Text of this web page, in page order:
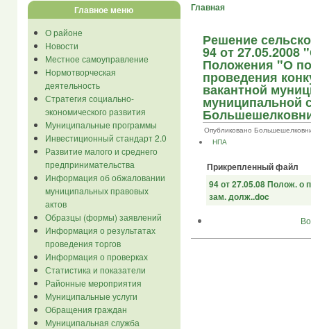
Главное меню
О районе
Новости
Местное самоуправление
Нормотворческая
деятельность
Стратегия социально-
экономического развития
Муниципальные программы
Инвестиционный стандарт 2.0
Развитие малого и среднего
предпринимательства
Информация об обжаловании
муниципальных правовых
актов
Образцы (формы) заявлений
Информация о результатах
проведения торгов
Информация о проверках
Статистика и показатели
Районные мероприятия
Муниципальные услуги
Обращения граждан
Муниципальная служба
Главная
Решение
94 от 27.05.2008
Положения "О
проведения
вакантной
муниципальной
Опубликовано
НПА
Прикрепленный файл
94 от 27.05.08 Полож. о
зам. долж..doc